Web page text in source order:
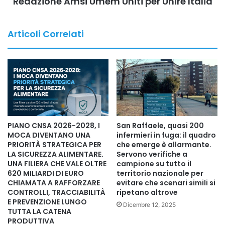
Federformazione, Nobel Prize Teacher 2026 e presidente
del tavolo tecnico su Formazione e Lavoro dell’Intergruppo
Parlamentare per il Sud, le Isole Minori e le Aree Fragili;
Patrizia Angelotti, CEO di Accurate, Digit’ed Company,
realtà d’eccellenza nel settore della medical education in
simulazione, impegnata nella promozione di una sanità
sempre più sicura, innovativa e orientata alla qualità delle
cure; Luisa Pannone della Fondazione Enea Tech
Biomedical; Mariastella Giorlandino, presidente della
Fondazione Artemisia, Presidente UAP, Presidente
Confapi e Presidente Confimea; il generale Paolo Poletti,
docente presso la Link Campus University, componente
scientifico della Scuola di Alta Formazione e membro della
Commissione Innovazione e Digitalizzazione dei Servizi
Sanitari presso il Ministero della Salute, Senior Advisor di
Articoli Correlati
PIANO CNSA 2026-2028, I
MOCA DIVENTANO UNA
PRIORITÀ STRATEGICA PER
LA SICUREZZA ALIMENTARE.
UNA FILIERA CHE VALE OLTRE
620 MILIARDI DI EURO
CHIAMATA A RAFFORZARE
CONTROLLI, TRACCIABILITÀ
E PREVENZIONE LUNGO
TUTTA LA CATENA
PRODUTTIVA
San Raffaele, quasi 200
infermieri in fuga: il quadro
che emerge è allarmante.
Servono verifiche a
campione su tutto il
territorio nazionale per
evitare che scenari simili si
ripetano altrove
Dicembre 12, 2025